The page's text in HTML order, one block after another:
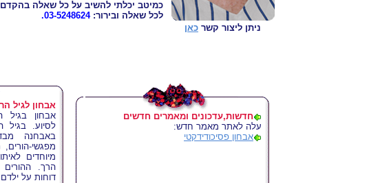
כמיטב יכלתי להשיב על כל שאלה
לכל שאלה ובירור:03-5248624.
ניתן ליצור קשר כאן
חדשות,עדכונים ומאמרים חדשים
עלה לאתר מאמר חדש:
אבחון פסיכודידקטי
אבחון לגיל
אבחון בגיל
לסיוע. בגיל
באבחנה
מפגשי-
מיוחדים
הרך. ההורים
דוחות על